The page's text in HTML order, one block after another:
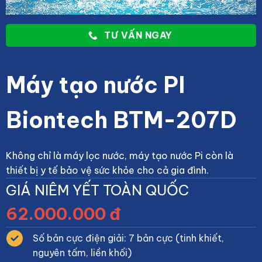
TƯ VẤN NGAY
Máy tạo nước PI
Biontech BTM-207D
Không chỉ là máy lọc nước, máy tạo nước Pi còn là
thiết bị y tế bảo vệ sức khỏe cho cả gia đình.
GIÁ NIÊM YẾT TOÀN QUỐC
62.000.000 đ
Số bản cực điện giải: 7 bản cực (tinh khiết,
nguyên tấm, liền khối)